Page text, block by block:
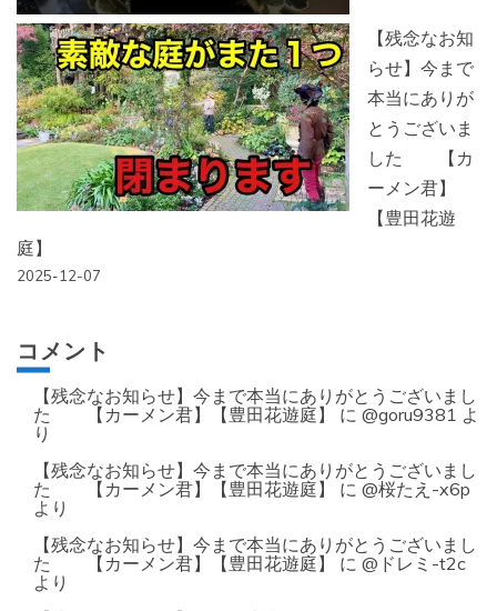
【残念なお知
らせ】今まで
本当にありが
とうございま
した 【カ
ーメン君】
【豊田花遊
庭】
2025-12-07
コメント
【残念なお知らせ】今まで本当にありがとうございまし
た 【カーメン君】【豊田花遊庭】
に @goru9381 よ
り
【残念なお知らせ】今まで本当にありがとうございまし
た 【カーメン君】【豊田花遊庭】
に @桜たえ-x6p
より
【残念なお知らせ】今まで本当にありがとうございまし
た 【カーメン君】【豊田花遊庭】
に @ドレミ-t2c
より